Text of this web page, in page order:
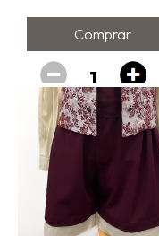
Comprar